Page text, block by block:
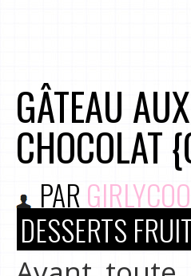
GÂTEAU
CHOCOLAT
PAR
DESSERTS